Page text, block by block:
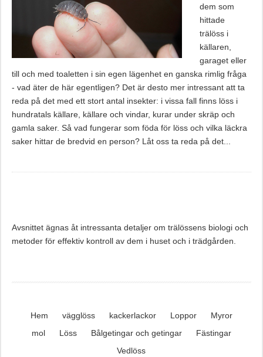
dem som
hittade
trälöss i
källaren,
garaget eller
till och med toaletten i sin egen lägenhet en ganska rimlig fråga
- vad äter de här egentligen? Det är desto mer intressant att ta
reda på det med ett stort antal insekter: i vissa fall finns löss i
hundratals källare, källare och vindar, kurar under skräp och
gamla saker. Så vad fungerar som föda för löss och vilka läckra
saker hittar de bredvid en person? Låt oss ta reda på det...
Avsnittet ägnas åt intressanta detaljer om trälössens biologi och
metoder för effektiv kontroll av dem i huset och i trädgården.
Hem vägglöss kackerlackor Loppor
Myror
mol
Löss Bålgetingar och getingar
Fästingar
Vedlöss